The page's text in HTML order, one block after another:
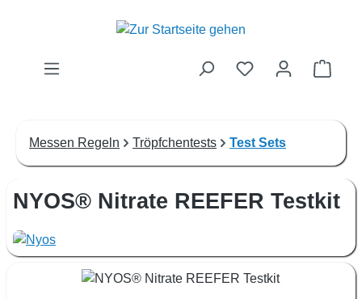
Zum Hauptinhalt springen
Messen Regeln Tröpfchentests Test Sets
NYOS® Nitrate REEFER Testkit
Bildergalerie überspringen